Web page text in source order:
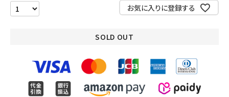
CONTENTS
ログイン person 会員登録
お気に入りに登録する
SOLD OUT